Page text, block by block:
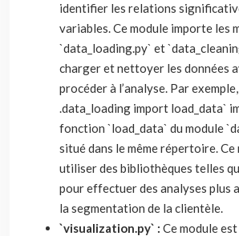
identifier les relations
variables. Ce module importe les
`data_loading.py` et
charger et nettoyer les données
procéder à l’analyse. Par
.data_loading import load_data`
fonction `load_data` du module
situé dans le même répertoire. Ce
utiliser des bibliothèques telles
pour effectuer des analyses plus
la segmentation de la clientèle.
`visualization.py` : Ce module